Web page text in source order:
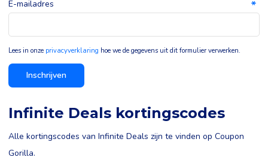
E-mailadres
Lees in onze privacyverklaring hoe we de gegevens uit dit formulier verwerken.
Inschrijven
Infinite Deals kortingscodes
Alle kortingscodes van Infinite Deals zijn te vinden op Coupon
Gorilla.